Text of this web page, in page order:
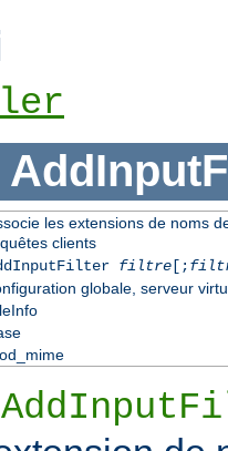
les extensions de noms
clients
filtre[;
globale, serveur